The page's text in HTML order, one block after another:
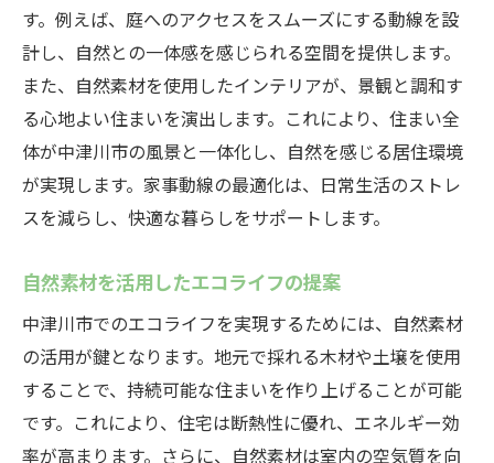
す。例えば、庭へのアクセスをスムーズにする動線を設
計し、自然との一体感を感じられる空間を提供します。
また、自然素材を使用したインテリアが、景観と調和す
る心地よい住まいを演出します。これにより、住まい全
体が中津川市の風景と一体化し、自然を感じる居住環境
が実現します。家事動線の最適化は、日常生活のストレ
スを減らし、快適な暮らしをサポートします。
自然素材を活用したエコライフの提案
中津川市でのエコライフを実現するためには、自然素材
の活用が鍵となります。地元で採れる木材や土壌を使用
することで、持続可能な住まいを作り上げることが可能
です。これにより、住宅は断熱性に優れ、エネルギー効
率が高まります。さらに、自然素材は室内の空気質を向